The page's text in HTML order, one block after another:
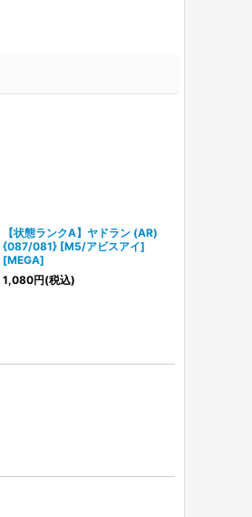
【状態ランクA】ヤドラン (AR)
{087/081} [M5/アビスアイ]
[MEGA]
1,080円(税込)